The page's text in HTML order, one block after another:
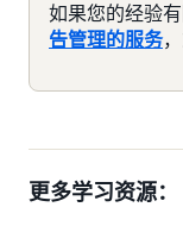
如果您的经验有
告管理的服务
更多学习资源：